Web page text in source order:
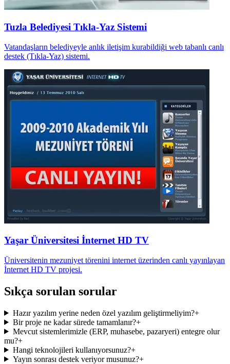
Tuzla Belediyesi Tıkla-Yaz Sistemi
Vatandaşların belediyeyle anlık iletişim kurabildiği web tabanlı canlı
destek (Tıkla-Yaz) sistemi.
Yaşar Üniversitesi İnternet HD TV
Üniversitenin mezuniyet törenini internet üzerinden canlı yayınlayan
İnternet HD TV projesi.
Sıkça sorulan sorular
Hazır yazılım yerine neden özel yazılım geliştirmeliyim?+
Bir proje ne kadar sürede tamamlanır?+
Mevcut sistemlerimizle (ERP, muhasebe, pazaryeri) entegre olur
mu?+
Hangi teknolojileri kullanıyorsunuz?+
Yayın sonrası destek veriyor musunuz?+